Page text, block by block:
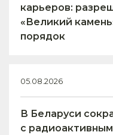
карьеров:
«Великий
порядок
05.08.2026
В Беларуси
с